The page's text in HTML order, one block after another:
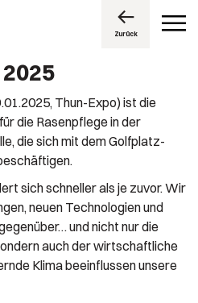
Zurück
Thun-Expo) ist die
die Rasenpflege in der
die sich mit dem Golfplatz-
sich schneller als je zuvor. Wir
neuen Technologien und
und nicht nur die
auch der wirtschaftliche
Klima beeinflussen unsere